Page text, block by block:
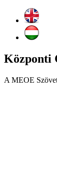
Központi
A MEOE